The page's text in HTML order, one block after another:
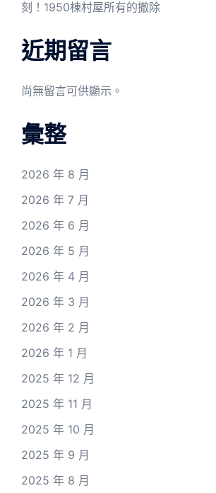
刻！1950棟村屋所有的撤除
近期留言
尚無留言可供顯示。
彙整
2026 年 8 月
2026 年 7 月
2026 年 6 月
2026 年 5 月
2026 年 4 月
2026 年 3 月
2026 年 2 月
2026 年 1 月
2025 年 12 月
2025 年 11 月
2025 年 10 月
2025 年 9 月
2025 年 8 月